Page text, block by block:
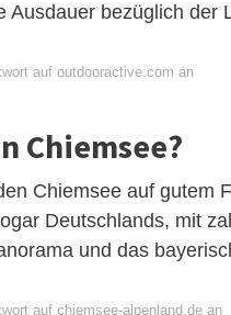
Ausdauer bezüglich der
auf outdooractive.com an
Chiemsee?
Chiemsee auf gutem
Deutschlands, mit
und das
auf chiemsee-alpenland.de an